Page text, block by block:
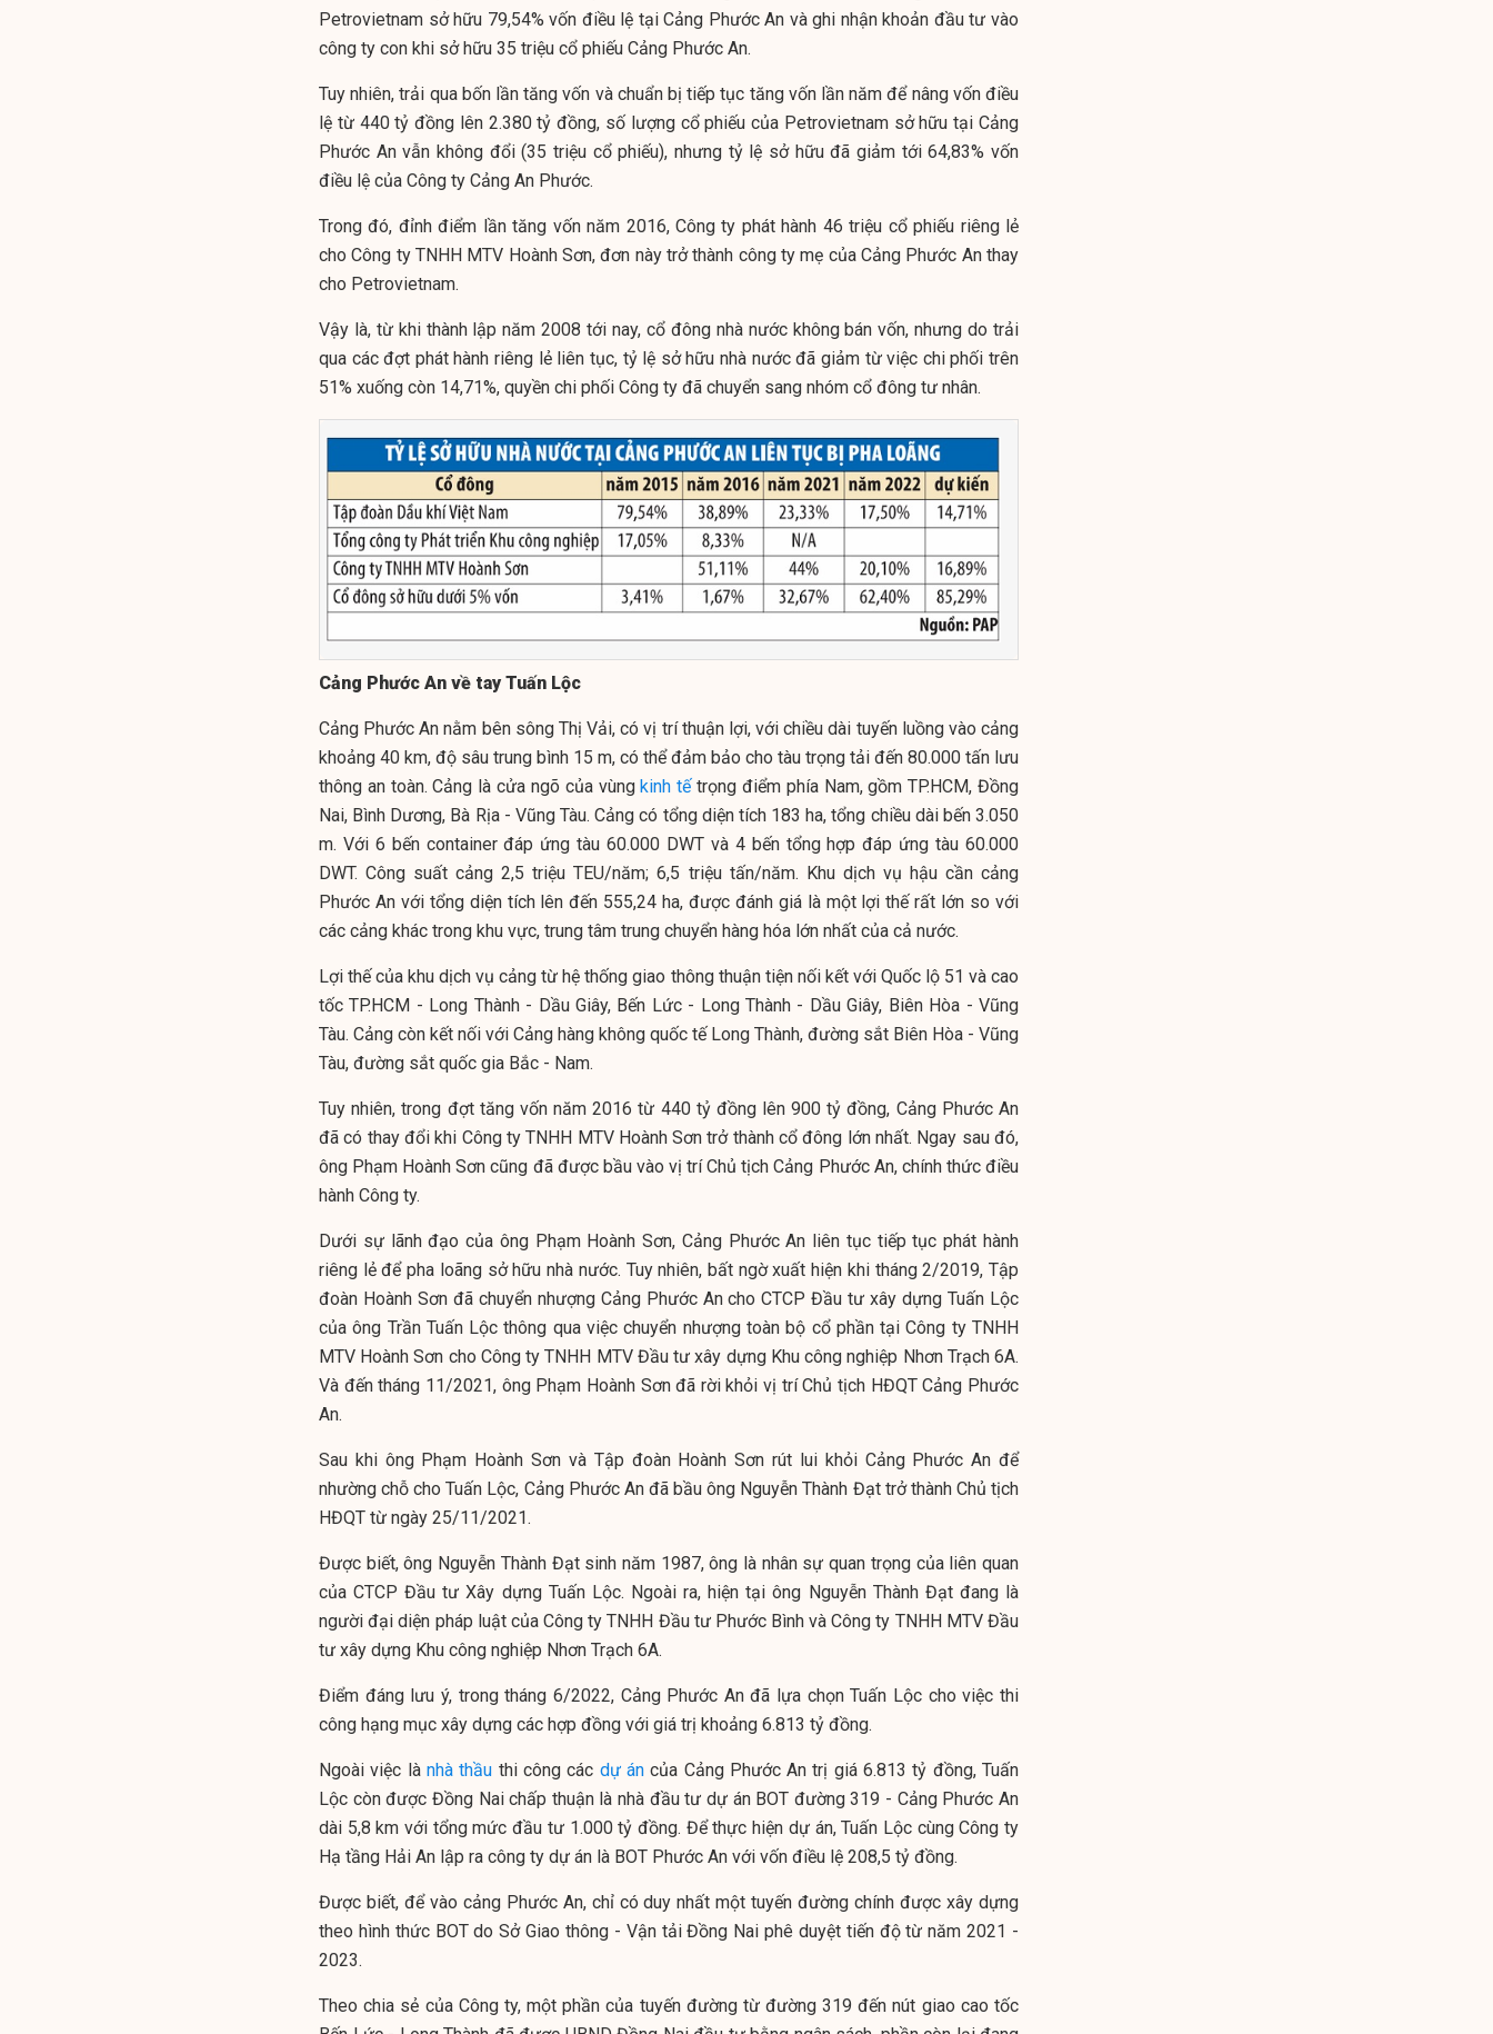
Petrovietnam sở hữu 79,54% vốn điều lệ tại Cảng Phước An và ghi nhận khoản đầu tư vào
công ty con khi sở hữu 35 triệu cổ phiếu Cảng Phước An.
Tuy nhiên, trải qua bốn lần tăng vốn và chuẩn bị tiếp tục tăng vốn lần năm để nâng vốn điều
lệ từ 440 tỷ đồng lên 2.380 tỷ đồng, số lượng cổ phiếu của Petrovietnam sở hữu tại Cảng
Phước An vẫn không đổi (35 triệu cổ phiếu), nhưng tỷ lệ sở hữu đã giảm tới 64,83% vốn
điều lệ của Công ty Cảng An Phước.
Trong đó, đỉnh điểm lần tăng vốn năm 2016, Công ty phát hành 46 triệu cổ phiếu riêng lẻ
cho Công ty TNHH MTV Hoành Sơn, đơn này trở thành công ty mẹ của Cảng Phước An thay
cho Petrovietnam.
Vậy là, từ khi thành lập năm 2008 tới nay, cổ đông nhà nước không bán vốn, nhưng do trải
qua các đợt phát hành riêng lẻ liên tục, tỷ lệ sở hữu nhà nước đã giảm từ việc chi phối trên
51% xuống còn 14,71%, quyền chi phối Công ty đã chuyển sang nhóm cổ đông tư nhân.
Cảng Phước An về tay Tuấn Lộc
Cảng Phước An nằm bên sông Thị Vải, có vị trí thuận lợi, với chiều dài tuyến luồng vào cảng
khoảng 40 km, độ sâu trung bình 15 m, có thể đảm bảo cho tàu trọng tải đến 80.000 tấn lưu
thông an toàn. Cảng là cửa ngõ của vùngkinh tếtrọng điểm phía Nam, gồm TP.HCM, Đồng
Nai, Bình Dương, Bà Rịa - Vũng Tàu. Cảng có tổng diện tích 183 ha, tổng chiều dài bến 3.050
m. Với 6 bến container đáp ứng tàu 60.000 DWT và 4 bến tổng hợp đáp ứng tàu 60.000
DWT. Công suất cảng 2,5 triệu TEU/năm; 6,5 triệu tấn/năm. Khu dịch vụ hậu cần cảng
Phước An với tổng diện tích lên đến 555,24 ha, được đánh giá là một lợi thế rất lớn so với
các cảng khác trong khu vực, trung tâm trung chuyển hàng hóa lớn nhất của cả nước.
Lợi thế của khu dịch vụ cảng từ hệ thống giao thông thuận tiện nối kết với Quốc lộ 51 và cao
tốc TP.HCM - Long Thành - Dầu Giây, Bến Lức - Long Thành - Dầu Giây, Biên Hòa - Vũng
Tàu. Cảng còn kết nối với Cảng hàng không quốc tế Long Thành, đường sắt Biên Hòa - Vũng
Tàu, đường sắt quốc gia Bắc - Nam.
Tuy nhiên, trong đợt tăng vốn năm 2016 từ 440 tỷ đồng lên 900 tỷ đồng, Cảng Phước An
đã có thay đổi khi Công ty TNHH MTV Hoành Sơn trở thành cổ đông lớn nhất. Ngay sau đó,
ông Phạm Hoành Sơn cũng đã được bầu vào vị trí Chủ tịch Cảng Phước An, chính thức điều
hành Công ty.
Dưới sự lãnh đạo của ông Phạm Hoành Sơn, Cảng Phước An liên tục tiếp tục phát hành
riêng lẻ để pha loãng sở hữu nhà nước. Tuy nhiên, bất ngờ xuất hiện khi tháng 2/2019, Tập
đoàn Hoành Sơn đã chuyển nhượng Cảng Phước An cho CTCP Đầu tư xây dựng Tuấn Lộc
của ông Trần Tuấn Lộc thông qua việc chuyển nhượng toàn bộ cổ phần tại Công ty TNHH
MTV Hoành Sơn cho Công ty TNHH MTV Đầu tư xây dựng Khu công nghiệp Nhơn Trạch 6A.
Và đến tháng 11/2021, ông Phạm Hoành Sơn đã rời khỏi vị trí Chủ tịch HĐQT Cảng Phước
An.
Sau khi ông Phạm Hoành Sơn và Tập đoàn Hoành Sơn rút lui khỏi Cảng Phước An để
nhường chỗ cho Tuấn Lộc, Cảng Phước An đã bầu ông Nguyễn Thành Đạt trở thành Chủ tịch
HĐQT từ ngày 25/11/2021.
Được biết, ông Nguyễn Thành Đạt sinh năm 1987, ông là nhân sự quan trọng của liên quan
của CTCP Đầu tư Xây dựng Tuấn Lộc. Ngoài ra, hiện tại ông Nguyễn Thành Đạt đang là
người đại diện pháp luật của Công ty TNHH Đầu tư Phước Bình và Công ty TNHH MTV Đầu
tư xây dựng Khu công nghiệp Nhơn Trạch 6A.
Điểm đáng lưu ý, trong tháng 6/2022, Cảng Phước An đã lựa chọn Tuấn Lộc cho việc thi
công hạng mục xây dựng các hợp đồng với giá trị khoảng 6.813 tỷ đồng.
Ngoài việc là nhà thầu thi công các dự áncủa Cảng Phước An trị giá 6.813 tỷ đồng, Tuấn
Lộc còn được Đồng Nai chấp thuận là nhà đầu tư dự án BOT đường 319 - Cảng Phước An
dài 5,8 km với tổng mức đầu tư 1.000 tỷ đồng. Để thực hiện dự án, Tuấn Lộc cùng Công ty
Hạ tầng Hải An lập ra công ty dự án là BOT Phước An với vốn điều lệ 208,5 tỷ đồng.
Được biết, để vào cảng Phước An, chỉ có duy nhất một tuyến đường chính được xây dựng
theo hình thức BOT do Sở Giao thông - Vận tải Đồng Nai phê duyệt tiến độ từ năm 2021 -
2023.
Theo chia sẻ của Công ty, một phần của tuyến đường từ đường 319 đến nút giao cao tốc